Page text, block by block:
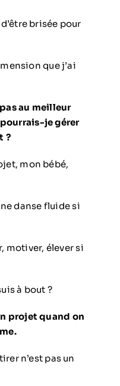
brisée pour
que j’ai
au meilleur
je gérer
?
mon bébé,
danse fluide si
motiver, élever si
à bout ?
projet quand on
n’est pas un